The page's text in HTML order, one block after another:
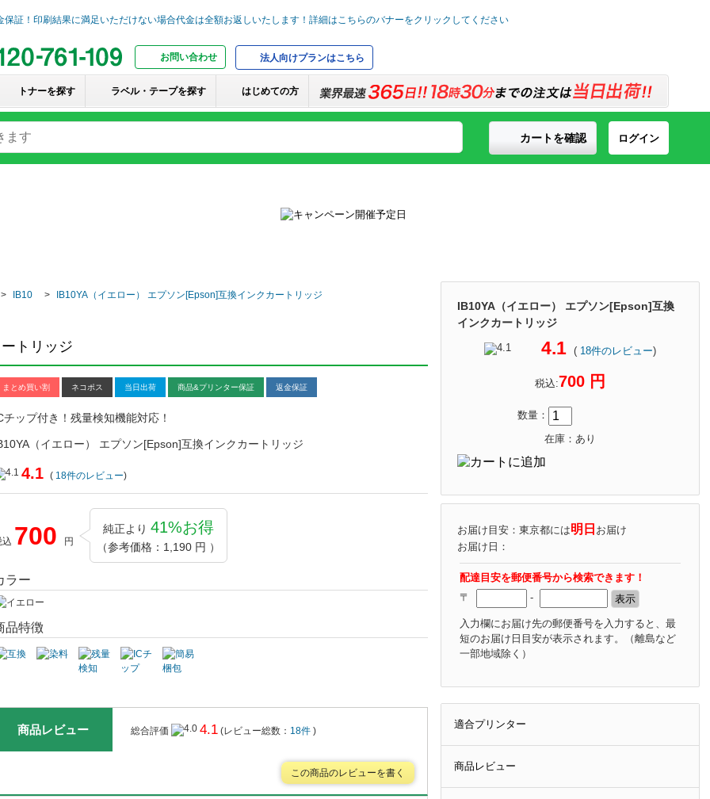
お問い合わせ 法人向けプランはこちら
トナーを探す ラベル・テープを探す はじめての方
ログイン
カートを確認
IB10 IB10YA（イエロー） エプソン[Epson]互換インクカートリッジ
IB10YA（イエロー） エプソン[Epson]互換
インクカートリッジ
4.1 ( 18件のレビュー)
税込:700 円
数量：
在庫：あり
お届け目安：東京都には明日 お届け
お届け日：
配達目安を郵便番号から検索できます！
〒
-
入力欄にお届け先の郵便番号を入力すると、最
短のお届け日目安が表示されます。
（離島など
一部地域除く）
適合プリンター
商品レビュー
トリッジ
まとめ買い割 ネコポス 当日出荷 商品&プリンター保証 返金保証
チップ付き！残量検知機能対応！
（イエロー） エプソン[Epson]互換インクカートリッジ
4.1 ( 18件のレビュー)
込 700 円
純正より 41%お得
（参考価格：1,190 円 ）
ラー
品特徴
商品レビュー 総合評価 4.1 (レビュー総数： 18件 )
この商品のレビューを書く